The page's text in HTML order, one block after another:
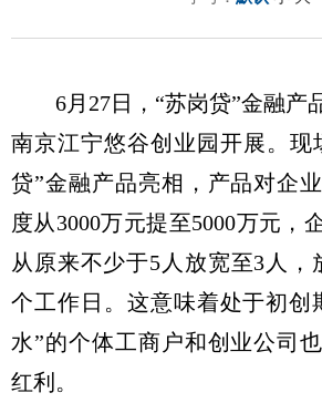
6月27日，“苏岗贷”金融产
南京江宁悠谷创业园开展。现
贷”金融产品亮相，产品对企
度从3000万元提至5000万元，
从原来不少于5人放宽至3人，
个工作日。这意味着处于初创
水”的个体工商户和创业公司
红利。